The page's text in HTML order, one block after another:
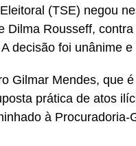
(TSE) negou
Dilma Rousseff,
decisão foi unânime
Gilmar Mendes, que
prática de atos
à